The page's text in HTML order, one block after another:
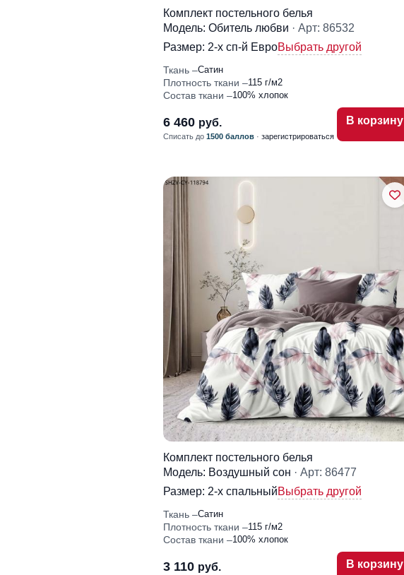
Комплект постельного белья
Модель: Обитель любви · Арт: 86532
Размер: 2-x сп-й ЕвроВыбрать другой
Ткань Сатин
Плотность ткани 115 г/м2
Состав ткани 100% хлопок
6 460 руб.
Списать до1500 баллов ·зарегистрироваться
В корзину
Комплект постельного белья
Модель: Воздушный сон · Арт: 86477
Размер: 2-x спальныйВыбрать другой
Ткань Сатин
Плотность ткани 115 г/м2
Состав ткани 100% хлопок
3 110 руб. В корзину